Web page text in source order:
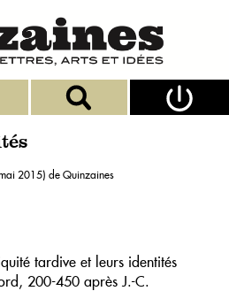
2015) de Quinzaines
tardive et leurs identités
200-450 après J.-C.